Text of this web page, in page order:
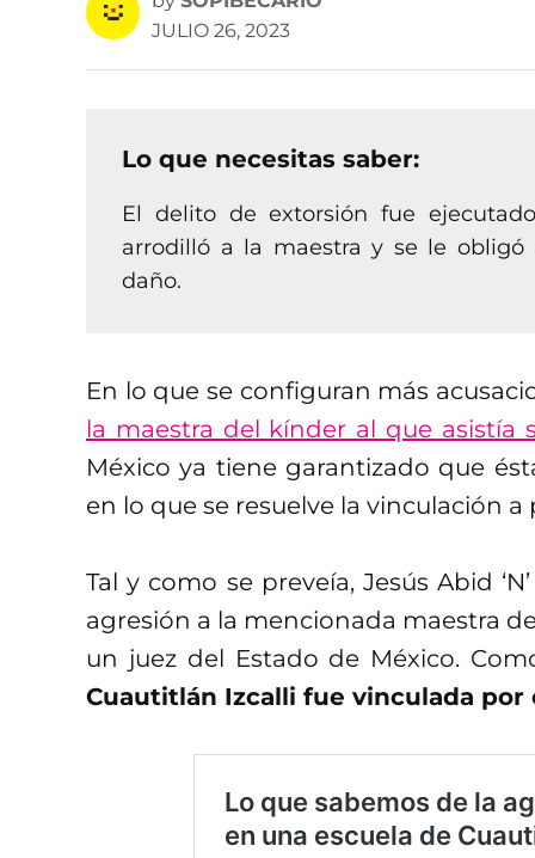
JULIO 26, 2023
Lo que necesitas saber:
El delito de extorsión fue
arrodilló a la maestra y se le
daño.
En lo que se configuran más
la maestra del kínder al que asistía
México ya tiene garantizado que
en lo que se resuelve la vinculación
Tal y como se preveía, Jesús Abid
agresión a la mencionada maestra
un juez del Estado de México.
Cuautitlán Izcalli fue vinculada